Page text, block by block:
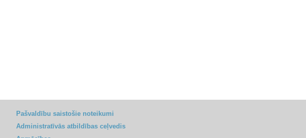
Pašvaldību saistošie noteikumi
Administratīvās atbildības ceļvedis